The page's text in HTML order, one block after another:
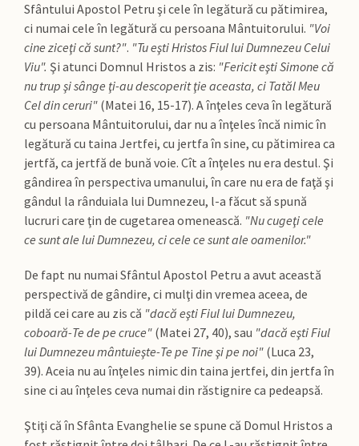
Sfântului Apostol Petru şi cele în legătură cu pătimirea,
ci numai cele în legătură cu persoana Mântuitorului. "Voi
cine ziceţi că sunt?". "Tu eşti Hristos Fiul lui Dumnezeu Celui
Viu". Şi atunci Domnul Hristos a zis: "Fericit eşti Simone că
nu trup şi sânge ţi-au descoperit ţie aceasta, ci Tatăl Meu
Cel din ceruri" (Matei 16, 15-17). A înţeles ceva în legătură
cu persoana Mântuitorului, dar nu a înţeles încă nimic în
legătură cu taina Jertfei, cu jertfa în sine, cu pătimirea ca
jertfă, ca jertfă de bună voie. Cît a înţeles nu era destul. Şi
gândirea în perspectiva umanului, în care nu era de faţă şi
gândul la rânduiala lui Dumnezeu, l-a făcut să spună
lucruri care ţin de cugetarea omenească. "Nu cugeţi cele
ce sunt ale lui Dumnezeu, ci cele ce sunt ale oamenilor."
De fapt nu numai Sfântul Apostol Petru a avut această
perspectivă de gândire, ci mulţi din vremea aceea, de
pildă cei care au zis că "dacă eşti Fiul lui Dumnezeu,
coboară-Te de pe cruce" (Matei 27, 40), sau "dacă eşti Fiul
lui Dumnezeu mântuieşte-Te pe Tine şi pe noi" (Luca 23,
39). Aceia nu au înţeles nimic din taina jertfei, din jertfa în
sine ci au înţeles ceva numai din răstignire ca pedeapsă.
Ştiţi că în Sfânta Evanghelie se spune că Domul Hristos a